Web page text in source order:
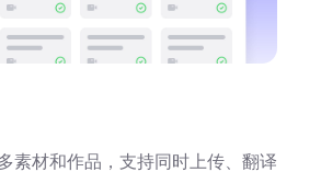
素材和作品，支持同时上传、翻译